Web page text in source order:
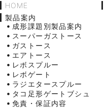
HOME
製品案内
成形課題別製品案内
スーパーガストース
ガストース
エアトース
レボスプルー
レボゲート
ラジエタースプルー
タコ足形ゲートブシュ
免責・保証内容